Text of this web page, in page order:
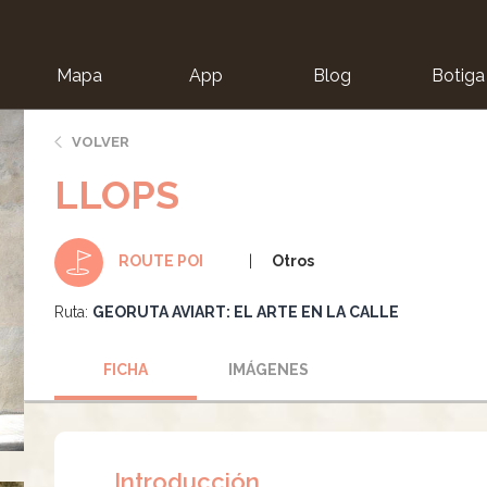
Mapa App Blog Botiga
VOLVER
LLOPS
ROUTE POI Otros
Ruta: GEORUTA AVIART: EL ARTE EN LA CALLE
FICHA IMÁGENES